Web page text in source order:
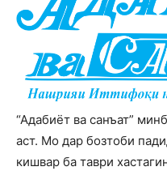
“Адабиёт ва санъат”
аст. Мо дар бозтоби
кишвар ба таври